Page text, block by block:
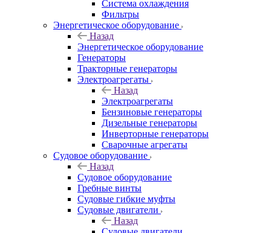
Система охлаждения
Фильтры
Энергетическое оборудование
Назад
Энергетическое оборудование
Генераторы
Тракторные генераторы
Электроагрегаты
Назад
Электроагрегаты
Бензиновые генераторы
Дизельные генераторы
Инверторные генераторы
Сварочные агрегаты
Судовое оборудование
Назад
Судовое оборудование
Гребные винты
Судовые гибкие муфты
Судовые двигатели
Назад